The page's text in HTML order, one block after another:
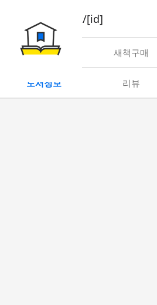
book/rent/[id]
대여 새책구매
도서정보 리뷰